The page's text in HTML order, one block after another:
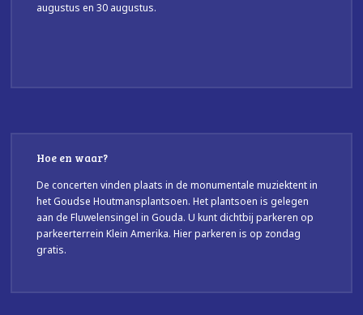
augustus en 30 augustus.
Hoe en waar?
De concerten vinden plaats in de monumentale muziektent in
het Goudse Houtmansplantsoen. Het plantsoen is gelegen
aan de Fluwelensingel in Gouda. U kunt dichtbij parkeren op
parkeerterrein Klein Amerika. Hier parkeren is op zondag
gratis.